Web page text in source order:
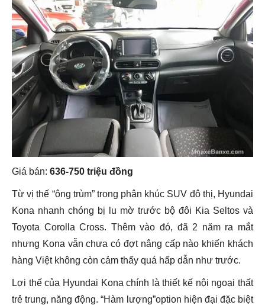
Giá bán: 636-750 triệu đồng
Từ vị thế “ông trùm” trong phân khúc SUV đô thị, Hyundai
Kona nhanh chóng bị lu mờ trước bộ đôi Kia Seltos và
Toyota Corolla Cross. Thêm vào đó, đã 2 năm ra mắt
nhưng Kona vẫn chưa có đợt nâng cấp nào khiến khách
hàng Việt không còn cảm thấy quá hấp dẫn như trước.
Lợi thế của Hyundai Kona chính là thiết kế nội ngoại thất
trẻ trung, năng động. “Hàm lượng”option hiện đại đặc biệt